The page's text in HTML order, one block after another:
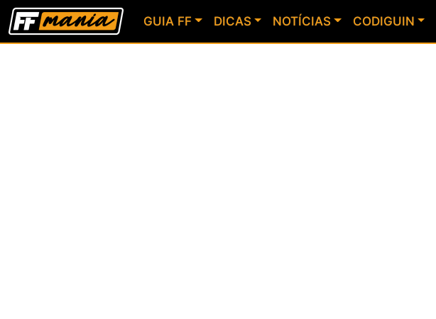
GUIA FF DICAS NOTÍCIAS CODIGUIN